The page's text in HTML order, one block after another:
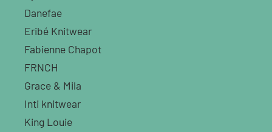
Danefae
Eribé Knitwear
Fabienne Chapot
FRNCH
Grace & Mila
Inti knitwear
King Louie